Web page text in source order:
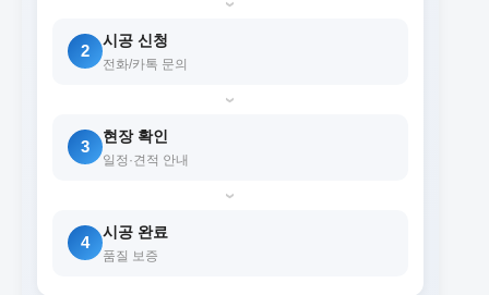
›
2
시공 신청
전화/카톡 문의
›
3
현장 확인
일정·견적 안내
›
4
시공 완료
품질 보증